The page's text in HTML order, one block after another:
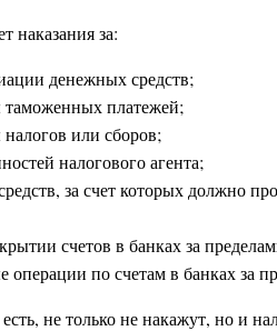
наказания за:
денежных средств;
таможенных платежей;
или сборов;
налогового агента;
за счет которых должно
счетов в банках за
операции по счетам в банках за
не только не накажут, но и